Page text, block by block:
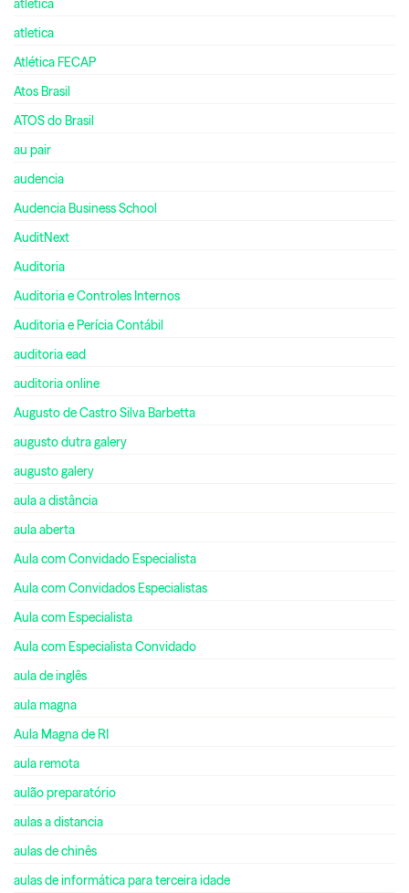
atlética
atletica
Atlética FECAP
Atos Brasil
ATOS do Brasil
au pair
audencia
Audencia Business School
AuditNext
Auditoria
Auditoria e Controles Internos
Auditoria e Perícia Contábil
auditoria ead
auditoria online
Augusto de Castro Silva Barbetta
augusto dutra galery
augusto galery
aula a distância
aula aberta
Aula com Convidado Especialista
Aula com Convidados Especialistas
Aula com Especialista
Aula com Especialista Convidado
aula de inglês
aula magna
Aula Magna de RI
aula remota
aulão preparatório
aulas a distancia
aulas de chinês
aulas de informática para terceira idade